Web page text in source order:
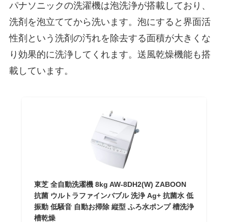
パナソニックの洗濯機は泡洗浄が搭載しており、
洗剤を泡立ててから洗います。泡にすると界面活
性剤という洗剤の汚れを除去する面積が大きくな
り効果的に洗浄してくれます。送風乾燥機能も搭
載しています。
東芝 全自動洗濯機 8kg AW-8DH2(W) ZABOON
抗菌 ウルトラファインバブル 洗浄 Ag+ 抗菌水 低
振動 低騒音 自動お掃除 縦型 ふろ水ポンプ 槽洗浄
槽乾燥